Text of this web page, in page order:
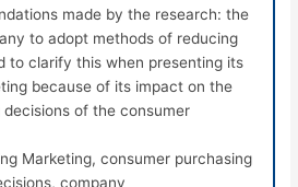
made by the research: the
to adopt methods of reducing
to clarify this when presenting its
because of its impact on the
of the consumer.
Marketing, consumer purchasing
company.